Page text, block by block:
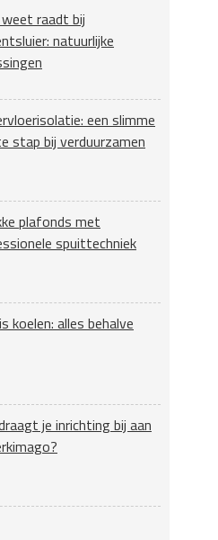
raadt bij
natuurlijke
een slimme
stap bij verduurzamen
plafonds met
spuittechniek
koelen: alles behalve
je inrichting bij aan